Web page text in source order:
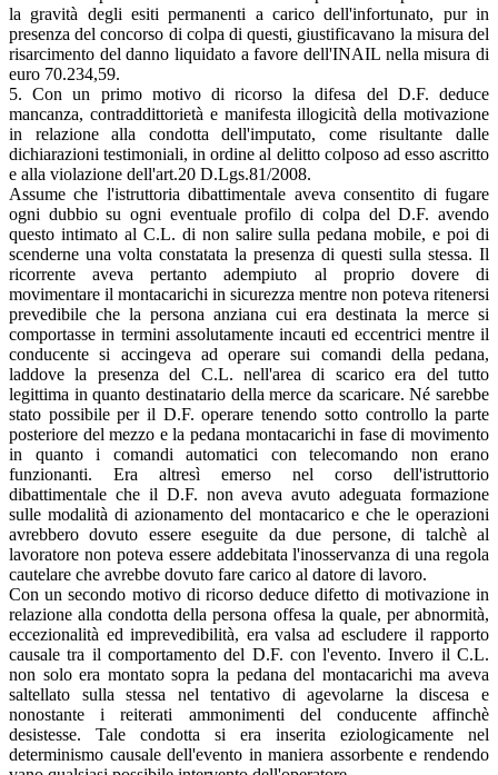
la gravità degli esiti permanenti a carico dell'infortunato, pur in
presenza del concorso di colpa di questi, giustificavano la misura del
risarcimento del danno liquidato a favore dell'INAIL nella misura di
euro 70.234,59.
5. Con un primo motivo di ricorso la difesa del D.F. deduce
mancanza, contraddittorietà e manifesta illogicità della motivazione
in relazione alla condotta dell'imputato, come risultante dalle
dichiarazioni testimoniali, in ordine al delitto colposo ad esso ascritto
e alla violazione dell'art.20 D.Lgs.81/2008.
Assume che l'istruttoria dibattimentale aveva consentito di fugare
ogni dubbio su ogni eventuale profilo di colpa del D.F. avendo
questo intimato al C.L. di non salire sulla pedana mobile, e poi di
scenderne una volta constatata la presenza di questi sulla stessa. Il
ricorrente aveva pertanto adempiuto al proprio dovere di
movimentare il montacarichi in sicurezza mentre non poteva ritenersi
prevedibile che la persona anziana cui era destinata la merce si
comportasse in termini assolutamente incauti ed eccentrici mentre il
conducente si accingeva ad operare sui comandi della pedana,
laddove la presenza del C.L. nell'area di scarico era del tutto
legittima in quanto destinatario della merce da scaricare. Né sarebbe
stato possibile per il D.F. operare tenendo sotto controllo la parte
posteriore del mezzo e la pedana montacarichi in fase di movimento
in quanto i comandi automatici con telecomando non erano
funzionanti. Era altresì emerso nel corso dell'istruttorio
dibattimentale che il D.F. non aveva avuto adeguata formazione
sulle modalità di azionamento del montacarico e che le operazioni
avrebbero dovuto essere eseguite da due persone, di talchè al
lavoratore non poteva essere addebitata l'inosservanza di una regola
cautelare che avrebbe dovuto fare carico al datore di lavoro.
Con un secondo motivo di ricorso deduce difetto di motivazione in
relazione alla condotta della persona offesa la quale, per abnormità,
eccezionalità ed imprevedibilità, era valsa ad escludere il rapporto
causale tra il comportamento del D.F. con l'evento. Invero il C.L.
non solo era montato sopra la pedana del montacarichi ma aveva
saltellato sulla stessa nel tentativo di agevolarne la discesa e
nonostante i reiterati ammonimenti del conducente affinchè
desistesse. Tale condotta si era inserita eziologicamente nel
determinismo causale dell'evento in maniera assorbente e rendendo